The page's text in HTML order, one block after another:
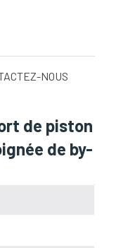
NOUS
de piston
de by-